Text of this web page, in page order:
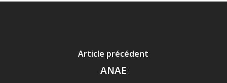
Article précédent
ANAE